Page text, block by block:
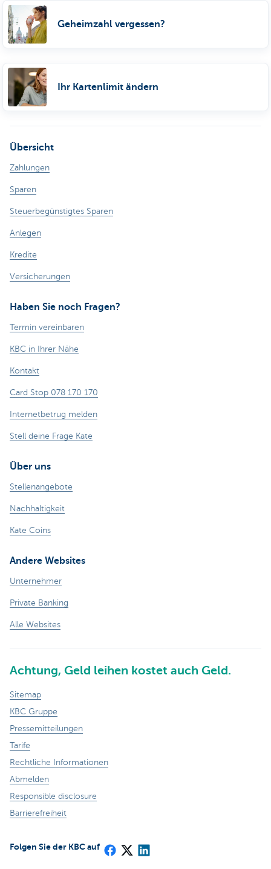
Geheimzahl vergessen?
Ihr Kartenlimit ändern
Übersicht
Zahlungen
Sparen
Steuerbegünstigtes Sparen
Anlegen
Kredite
Versicherungen
Haben Sie noch Fragen?
Termin vereinbaren
KBC in Ihrer Nähe
Kontakt
Card Stop 078 170 170
Internetbetrug melden
Stell deine Frage Kate
Über uns
Stellenangebote
Nachhaltigkeit
Kate Coins
Andere Websites
Unternehmer
Private Banking
Alle Websites
Achtung, Geld leihen kostet auch Geld.
Sitemap
KBC Gruppe
Pressemitteilungen
Tarife
Rechtliche Informationen
Abmelden
Responsible disclosure
Barrierefreiheit
Folgen Sie der KBC auf